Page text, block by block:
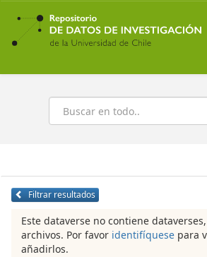
Ir
contenido
principal
Buscar
Filtrar resultados
Este dataverse no contiene
archivos. Por favor identifíquese para
añadirlos.